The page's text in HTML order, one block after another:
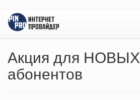
Акция для НОВЫХ
абонентов